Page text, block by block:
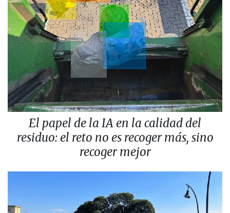
El papel de la IA en la calidad del
residuo: el reto no es recoger más, sino
recoger mejor